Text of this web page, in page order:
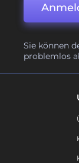
Sie können
problemlos